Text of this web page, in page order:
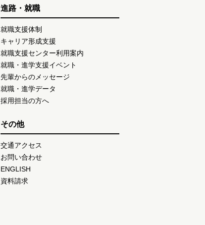
進路・就職
就職支援体制
キャリア形成支援
就職支援センター利用案内
就職・進学支援イベント
先輩からのメッセージ
就職・進学データ
採用担当の方へ
その他
交通アクセス
お問い合わせ
ENGLISH
資料請求